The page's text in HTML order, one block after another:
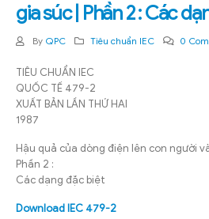
gia súc | Phần 2 : Các
By QPC Tiêu chuẩn IEC 0
TIÊU CHUẨN IEC
QUỐC TẾ 479-2
XUẤT BẢN LẦN THỨ HAI
1987
Hậu quả của dòng điện lên con người
Phần 2 :
Các dạng đặc biệt
Download IEC 479-2